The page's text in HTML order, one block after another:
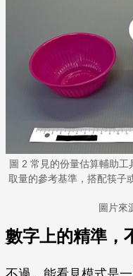
圖 2 常見的份量估算輔助
取量的參考基準，搭配筷子
圖片來
數字上的精準，